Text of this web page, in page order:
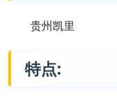
贵州凯里
特点: